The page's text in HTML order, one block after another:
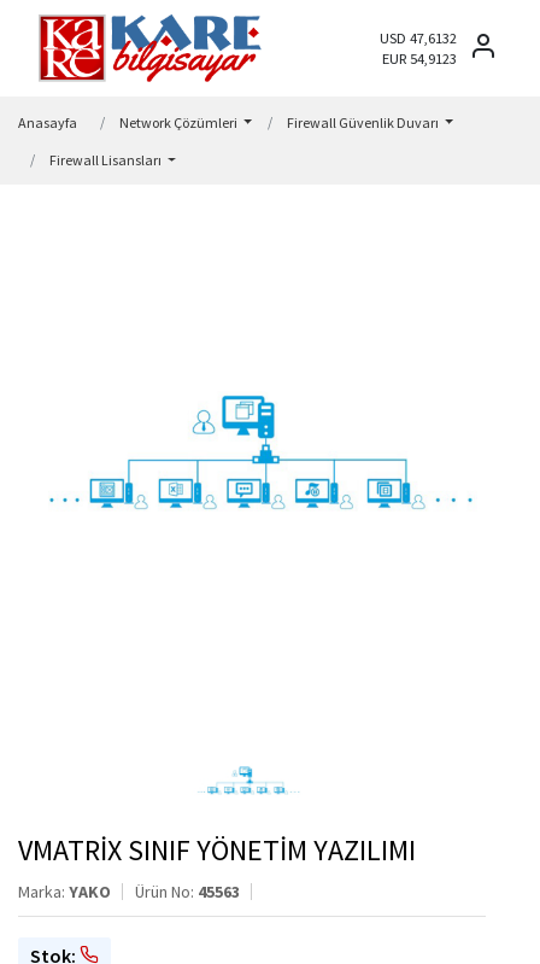
USD 47,6132
EUR 54,9123
Anasayfa Network Çözümleri Firewall Güvenlik Duvarı
Firewall Lisansları
VMATRİX SINIF YÖNETİM YAZILIMI
Marka: YAKO Ürün No: 45563
Stok: